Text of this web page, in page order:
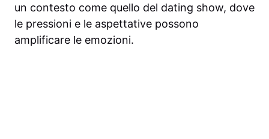
un contesto come quello del dating show, dove
le pressioni e le aspettative possono
amplificare le emozioni.